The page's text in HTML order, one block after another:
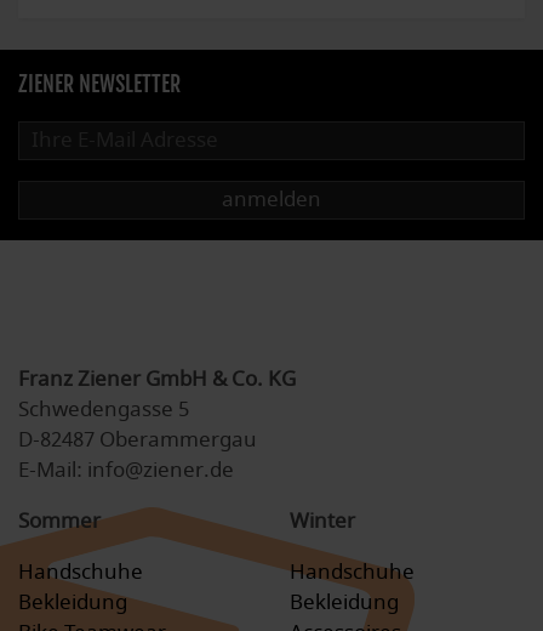
ZIENER NEWSLETTER
anmelden
Franz Ziener GmbH & Co. KG
Schwedengasse 5
D-82487 Oberammergau
E-Mail: info@ziener.de
Sommer
Handschuhe
Bekleidung
Winter
Handschuhe
Bekleidung